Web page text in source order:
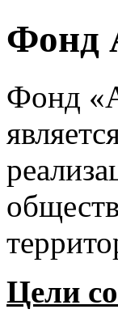
Фонд
Фонд
Цели